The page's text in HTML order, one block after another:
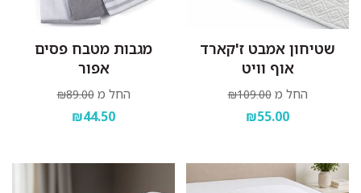
שטיחון אמבט ז'קארד
אוף וויט
החל מ ₪109.00
₪55.00
מגבות מטבח פסים
אפור
החל מ ₪89.00
₪44.50